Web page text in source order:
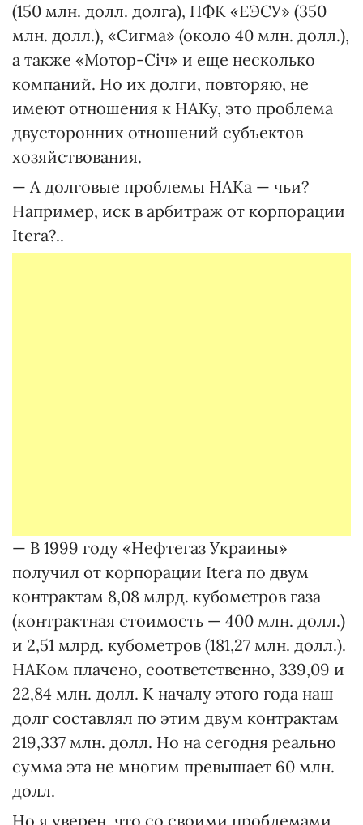
(150 млн. долл. долга), ПФК «ЕЭСУ» (350
млн. долл.), «Сигма» (около 40 млн. долл.),
а также «Мотор-Січ» и еще несколько
компаний. Но их долги, повторяю, не
имеют отношения к НАКу, это проблема
двусторонних отношений субъектов
хозяйствования.
— А долговые проблемы НАКа — чьи?
Например, иск в арбитраж от корпорации
Itera?..
— В 1999 году «Нефтегаз Украины»
получил от корпорации Itera по двум
контрактам 8,08 млрд. кубометров газа
(контрактная стоимость — 400 млн. долл.)
и 2,51 млрд. кубометров (181,27 млн. долл.).
НАКом плачено, соответственно, 339,09 и
22,84 млн. долл. К началу этого года наш
долг составлял по этим двум контрактам
219,337 млн. долл. Но на сегодня реально
сумма эта не многим превышает 60 млн.
долл.
Но я уверен, что со своими проблемами